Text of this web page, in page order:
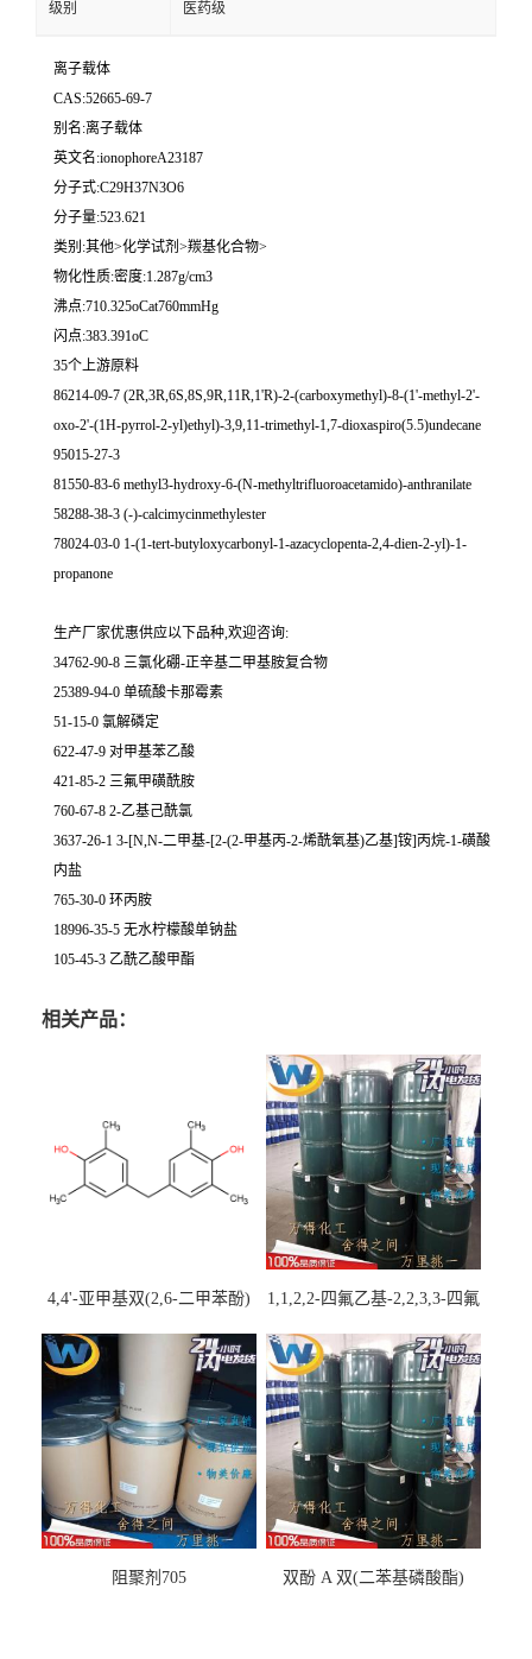
级别 医药级
离子载体
CAS:52665-69-7
别名:离子载体
英文名:ionophoreA23187
分子式:C29H37N3O6
分子量:523.621
类别:其他>化学试剂>羰基化合物>
物化性质:密度:1.287g/cm3
沸点:710.325oCat760mmHg
闪点:383.391oC
35个上游原料
86214-09-7 (2R,3R,6S,8S,9R,11R,1'R)-2-(carboxymethyl)-8-(1'-methyl-2'-
oxo-2'-(1H-pyrrol-2-yl)ethyl)-3,9,11-trimethyl-1,7-dioxaspiro(5.5)undecane
95015-27-3
81550-83-6 methyl3-hydroxy-6-(N-methyltrifluoroacetamido)-anthranilate
58288-38-3 (-)-calcimycinmethylester
78024-03-0 1-(1-tert-butyloxycarbonyl-1-azacyclopenta-2,4-dien-2-yl)-1-
propanone
生产厂家优惠供应以下品种,欢迎咨询:
34762-90-8 三氯化硼-正辛基二甲基胺复合物
25389-94-0 单硫酸卡那霉素
51-15-0 氯解磷定
622-47-9 对甲基苯乙酸
421-85-2 三氟甲磺酰胺
760-67-8 2-乙基己酰氯
3637-26-1 3-[N,N-二甲基-[2-(2-甲基丙-2-烯酰氧基)乙基]铵]丙烷-1-磺酸
内盐
765-30-0 环丙胺
18996-35-5 无水柠檬酸单钠盐
105-45-3 乙酰乙酸甲酯
相关产品：
4,4'-亚甲基双(2,6-二甲苯酚)
1,1,2,2-四氟乙基-2,2,3,3-四氟
阻聚剂705 双酚 A 双(二苯基磷酸酯)